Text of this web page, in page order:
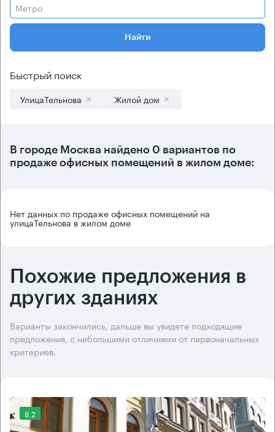
Метро
Найти
Быстрый поиск
УлицаТельнова Жилой дом
В городе Москва найдено 0 вариантов по
продаже офисных помещений в жилом доме:
Нет данных по продаже офисных помещений на
улицаТельнова в жилом доме
Похожие предложения в
других зданиях
Варианты закончились, дальше вы увидете подходящие
предложения, с небольшими отличиями от первоначальных
критериев.
8.2